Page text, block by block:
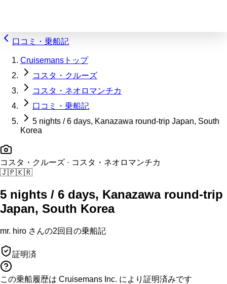
口コミ・乗船記
Cruisemansトップ
コスタ・クルーズ
コスタ・ネオロマンチカ
口コミ・乗船記
5 nights / 6 days, Kanazawa round-trip Japan, South
Korea
コスタ・クルーズ · コスタ・ネオロマンチカ
🇯🇵🇰🇷
5 nights / 6 days, Kanazawa round-trip
Japan, South Korea
mr. hiro さんの2回目の乗船記
証明済
この乗船履歴は Cruisemans Inc. により証明済みです